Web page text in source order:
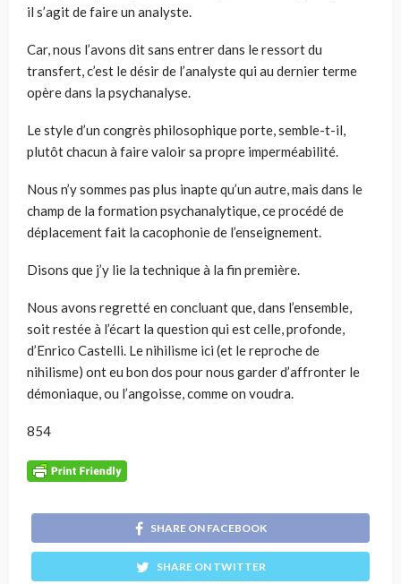
il s’agit de faire un analyste.
Car, nous l’avons dit sans entrer dans le ressort du
transfert, c’est le désir de l’analyste qui au dernier terme
opère dans la psychanalyse.
Le style d’un congrès philosophique porte, semble-t-il,
plutôt chacun à faire valoir sa propre imperméabilité.
Nous n’y sommes pas plus inapte qu’un autre, mais dans le
champ de la formation psychanalytique, ce procédé de
déplacement fait la cacophonie de l’enseignement.
Disons que j’y lie la technique à la fin première.
Nous avons regretté en concluant que, dans l’ensemble,
soit restée à l’écart la question qui est celle, profonde,
d’Enrico Castelli. Le nihilisme ici (et le reproche de
nihilisme) ont eu bon dos pour nous garder d’affronter le
démoniaque, ou l’angoisse, comme on voudra.
854
SHARE ON FACEBOOK
SHARE ON TWITTER